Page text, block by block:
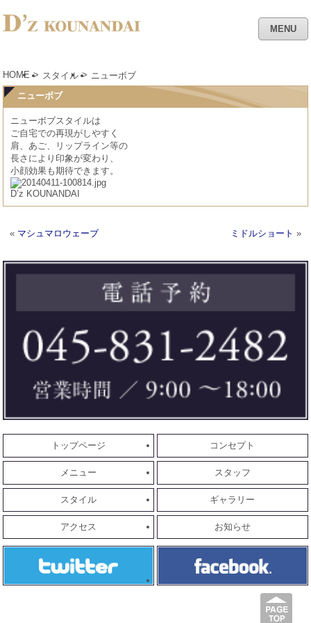
MENU
HOME > スタイル > ニューボブ
ニューボブ
ニューボブスタイルは
ご自宅での再現がしやすく
肩、あご、リップライン等の
長さにより印象が変わり、
小顔効果も期待できます。
D’z KOUNANDAI
« マシュマロウェーブ ミドルショート »
トップページ コンセプト
メニュー スタッフ
スタイル ギャラリー
アクセス お知らせ